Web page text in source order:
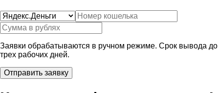
Заявки обрабатываются в ручном режиме. Срок вывода до
трех рабочих дней.